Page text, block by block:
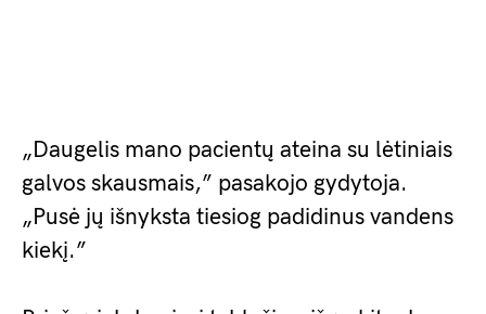
„Daugelis mano pacientų ateina su lėtiniais
galvos skausmais,” pasakojo gydytoja.
„Pusė jų išnyksta tiesiog padidinus vandens
kiekį.”